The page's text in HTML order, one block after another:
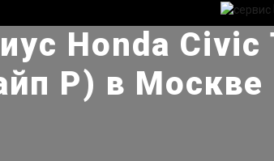
Honda Civic
Р) в Москве